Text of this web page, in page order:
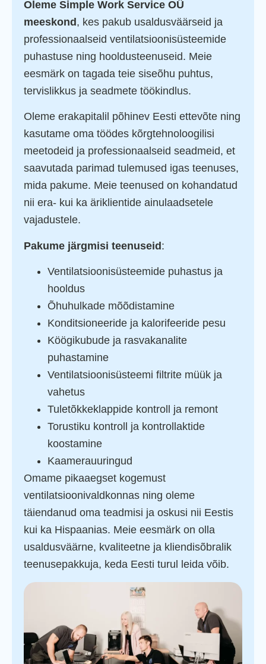
Oleme Simple Work Service OÜ
meeskond , kes pakub usaldusväärseid ja
professionaalseid ventilatsioonisüsteemide
puhastuse ning hooldusteenuseid. Meie
eesmärk on tagada teie siseõhu puhtus,
tervislikkus ja seadmete töökindlus.
Oleme erakapitalil põhinev Eesti ettevõte ning
kasutame oma töödes kõrgtehnoloogilisi
meetodeid ja professionaalseid seadmeid, et
saavutada parimad tulemused igas teenuses,
mida pakume. Meie teenused on kohandatud
nii era- kui ka äriklientide ainulaadsetele
vajadustele.
Pakume järgmisi teenuseid:
Ventilatsioonisüsteemide puhastus ja
hooldus
Õhuhulkade mõõdistamine
Konditsioneeride ja kalorifeeride pesu
Köögikubude ja rasvakanalite
puhastamine
Ventilatsioonisüsteemi filtrite müük ja
vahetus
Tuletõkkeklappide kontroll ja remont
Torustiku kontroll ja kontrollaktide
koostamine
Kaamerauuringud
Omame pikaaegset kogemust
ventilatsioonivaldkonnas ning oleme
täiendanud oma teadmisi ja oskusi nii Eestis
kui ka Hispaanias. Meie eesmärk on olla
usaldusväärne, kvaliteetne ja kliendisõbralik
teenusepakkuja, keda Eesti turul leida võib.